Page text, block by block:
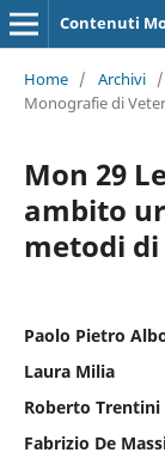
Contenuti
Home / Archivi /
Monografie di
Mon 29
ambito
metodi
Paolo Pietro
Laura Milia
Roberto Trentini
Fabrizio De